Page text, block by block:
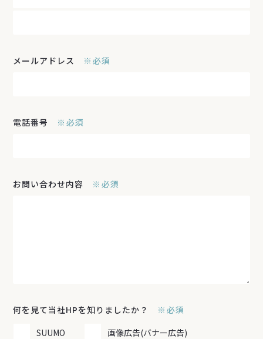
メールアドレス 必須
電話番号 必須
お問い合わせ内容 必須
何を見て当社HPを知りましたか？
必須
SUUMO
画像広告(バナー広告)